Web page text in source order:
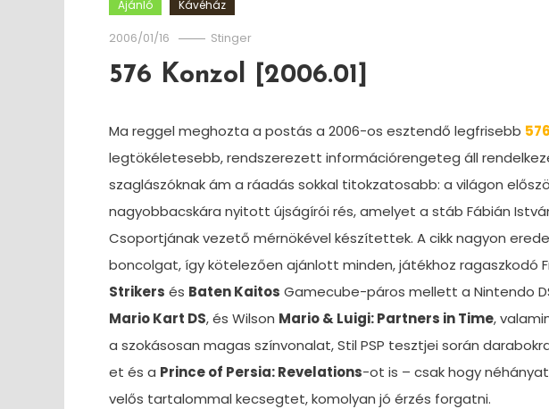
Ajánló Kávéház
2006/01/16 Stinger
576 Konzol [2006.01]
Ma reggel meghozta a postás a 2006-os esztendő legfrisebb
legtökéletesebb, rendszerezett információrengeteg áll
szaglászóknak ám a ráadás sokkal titokzatosabb: a világon
nagyobbacskára nyitott újságírói rés, amelyet a stáb Fábián
Csoportjának vezető mérnökével készítettek. A cikk nagyon
boncolgat, így kötelezően ajánlott minden, játékhoz ragaszkodó
Strikers és Baten Kaitos Gamecube-páros mellett a Nintendo
Mario Kart DS, és Wilson Mario & Luigi: Partners in Time,
a szokásosan magas színvonalat, Stil PSP tesztjei során
et és a Prince of Persia: Revelations-ot is – csak hogy
velős tartalommal kecsegtet, komolyan jó érzés forgatni.